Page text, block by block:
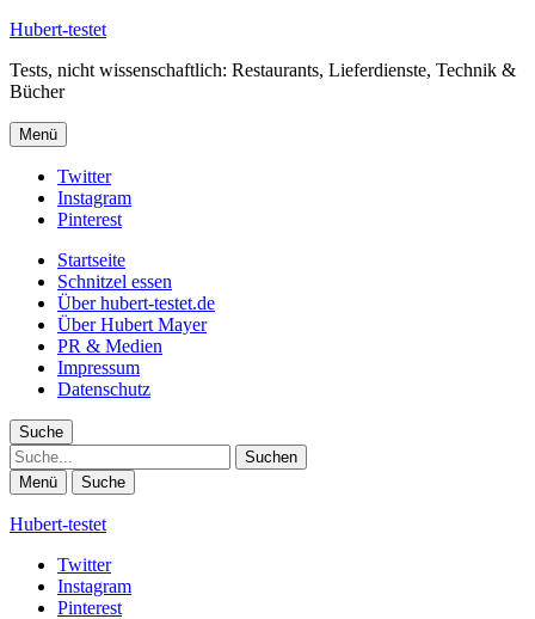
Hubert-testet
Tests, nicht wissenschaftlich: Restaurants, Lieferdienste, Technik &
Bücher
Menü
Twitter
Instagram
Pinterest
Startseite
Schnitzel essen
Über hubert-testet.de
Über Hubert Mayer
PR & Medien
Impressum
Datenschutz
Suche
Suche
Menü Suche
Hubert-testet
Twitter
Instagram
Pinterest